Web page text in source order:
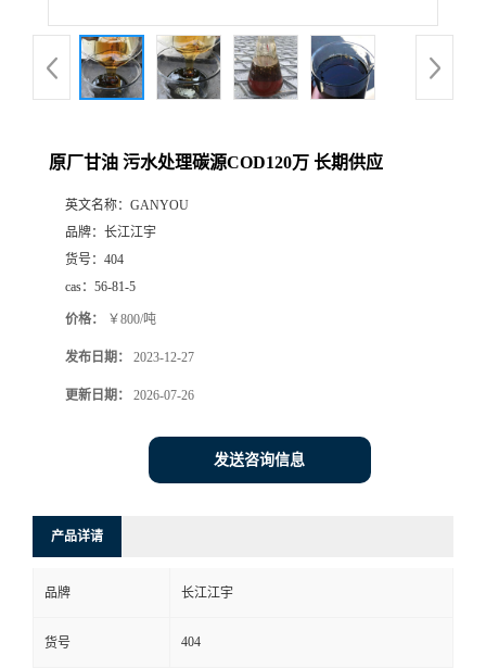
原厂甘油 污水处理碳源COD120万 长期供应
英文名称： GANYOU
品牌： 长江江宇
货号： 404
cas： 56-81-5
价格： ￥800/吨
发布日期： 2023-12-27
更新日期： 2026-07-26
发送咨询信息
产品详请
品牌 长江江宇
货号 404